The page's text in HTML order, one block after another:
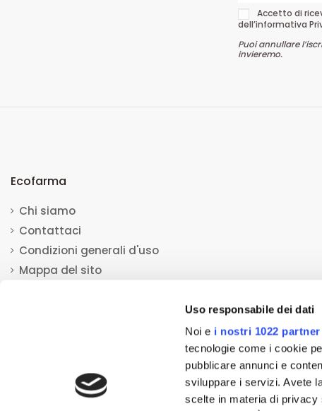
Uso responsabile dei dati
Noi e i nostri 1022 partner
tecnologie come i cookie
pubblicare annunci e
sviluppare i servizi. Avete
scelte in materia di privacy
Accetto di
dell’informativa
Puoi annullare
invieremo.
Ecofarma
Chi siamo
Contattaci
Condizioni generali d'uso
Mappa del sito
© 2013-2023 Ecofarma. Tutti i diritti riservati.Mediacom S.r.la
Tutti i prodotti esposti su questo sito ed aventi la natura di